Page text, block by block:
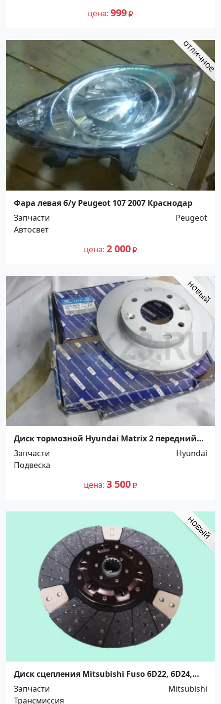
цена 999
Фара левая б/у Peugeot 107 2007 Краснодар
Запчасти
Peugeot
Автосвет
цена 2 000
Диск тормозной Hyundai Matrix 2 передний
Краснодар
Запчасти
Hyundai
Подвеска
цена 3 500
Диск сцепления Mitsubishi Fuso 6D22, 6D24,
8DC9, 8DC10, 8DC8, 8M20, 8M21, 8DC11, 6M70
SKV, 5264720 Краснодар
Запчасти
Mitsubishi
Трансмиссия